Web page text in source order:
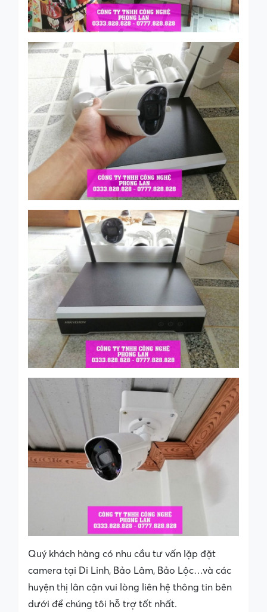
Quý khách hàng có nhu cầu tư vấn lặp đặt
camera tại Di Linh, Bảo Lâm, Bảo Lộc…và các
huyện thị lân cận vui lòng liên hệ thông tin bên
dưới để chúng tôi hỗ trợ tốt nhất.